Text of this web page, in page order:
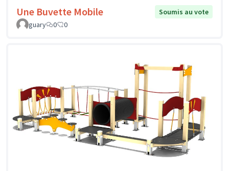
Une Buvette Mobile
Soumis au vote
guary
0 0